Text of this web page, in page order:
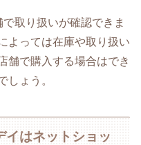
取り扱いが確認できま
よっては在庫や取り扱い
舗で購入する場合はでき
しょう。
イはネットショッ